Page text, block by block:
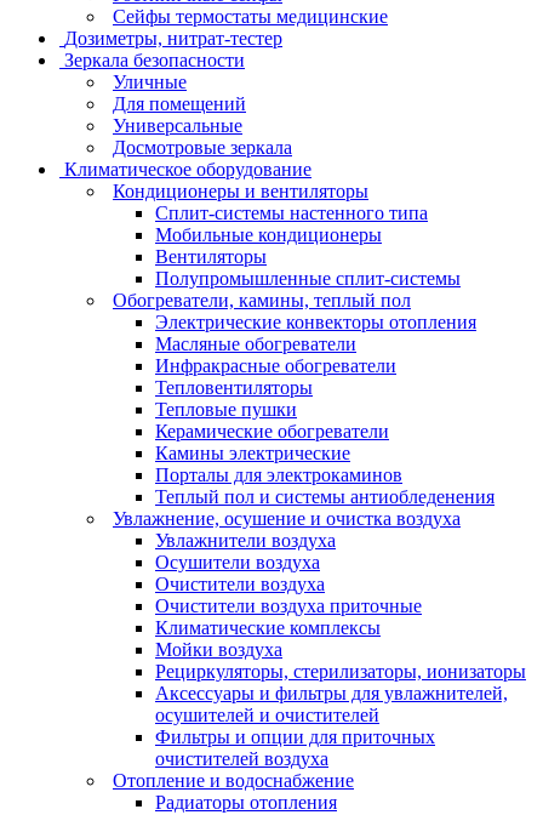
Сейфы термостаты медицинские
Дозиметры, нитрат-тестер
Зеркала безопасности
Уличные
Для помещений
Универсальные
Досмотровые зеркала
Климатическое оборудование
Кондиционеры и вентиляторы
Сплит-системы настенного типа
Мобильные кондиционеры
Вентиляторы
Полупромышленные сплит-системы
Обогреватели, камины, теплый пол
Электрические конвекторы отопления
Масляные обогреватели
Инфракрасные обогреватели
Тепловентиляторы
Тепловые пушки
Керамические обогреватели
Камины электрические
Порталы для электрокаминов
Теплый пол и системы антиобледенения
Увлажнение, осушение и очистка воздуха
Увлажнители воздуха
Осушители воздуха
Очистители воздуха
Очистители воздуха приточные
Климатические комплексы
Мойки воздуха
Рециркуляторы, стерилизаторы, ионизаторы
Аксессуары и фильтры для увлажнителей,
осушителей и очистителей
Фильтры и опции для приточных
очистителей воздуха
Отопление и водоснабжение
Радиаторы отопления